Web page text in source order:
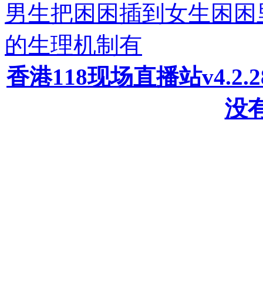
男生把困困插到女生困
的生理机制有
香港118现场直播站
没